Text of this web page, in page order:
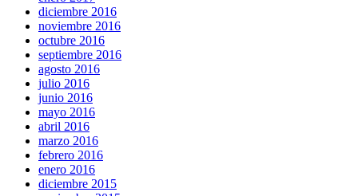
diciembre 2016
noviembre 2016
octubre 2016
septiembre 2016
agosto 2016
julio 2016
junio 2016
mayo 2016
abril 2016
marzo 2016
febrero 2016
enero 2016
diciembre 2015